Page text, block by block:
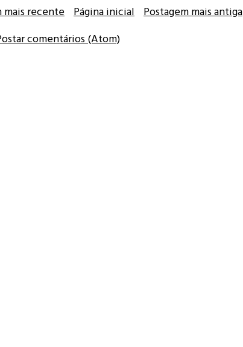
mais recente Postagem mais antiga
Página inicial
comentários (Atom)